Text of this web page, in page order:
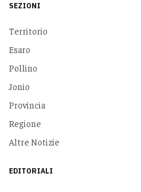
SEZIONI
Territorio
Esaro
Pollino
Jonio
Provincia
Regione
Altre Notizie
EDITORIALI